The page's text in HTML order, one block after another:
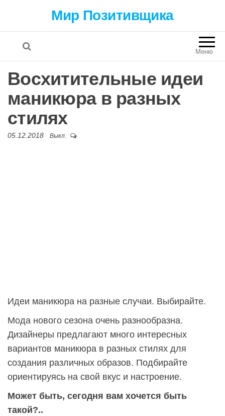
Мир Позитивщика
Меню
Восхитительные идеи
маникюра в разных
стилях
05.12.2018 Выкл.
Идеи маникюра на разные случаи. Выбирайте.
Мода нового сезона очень разнообразна.
Дизайнеры предлагают много интересных
вариантов маникюра в разных стилях для
создания различных образов. Подбирайте
ориентируясь на свой вкус и настроение.
Может быть, сегодня вам хочется быть
такой?..